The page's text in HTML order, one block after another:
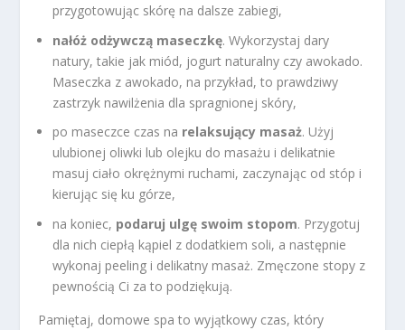
przygotowując skórę na dalsze zabiegi,
nałóż odżywczą maseczkę. Wykorzystaj dary
natury, takie jak miód, jogurt naturalny czy awokado.
Maseczka z awokado, na przykład, to prawdziwy
zastrzyk nawilżenia dla spragnionej skóry,
po maseczce czas na relaksujący masaż. Użyj
ulubionej oliwki lub olejku do masażu i delikatnie
masuj ciało okrężnymi ruchami, zaczynając od stóp i
kierując się ku górze,
na koniec, podaruj ulgę swoim stopom. Przygotuj
dla nich ciepłą kąpiel z dodatkiem soli, a następnie
wykonaj peeling i delikatny masaż. Zmęczone stopy z
pewnością Ci za to podziękują.
Pamiętaj, domowe spa to wyjątkowy czas, który